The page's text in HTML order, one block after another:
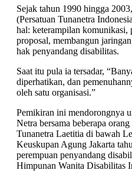
Sejak tahun 1990 hingga
(Persatuan Tunanetra
hal: keterampilan komunikasi,
proposal, membangun
hak penyandang disabilitas.
Saat itu pula ia tersadar,
diperhatikan, dan
oleh satu organisasi.”
Pemikiran ini mendorongnya
Netra bersama beberapa
Tunanetra Laetitia di bawah
Keuskupan Agung Jakarta
perempuan penyandang
Himpunan Wanita Disabilitas